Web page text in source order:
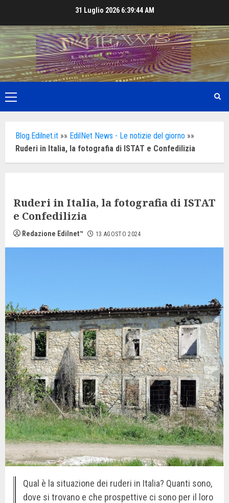
content
31 Luglio 2026 6:39:46 AM
Primary
Menu
Blog.Edilnet.it »» EdilNet News - Le notizie del giorno »»
Ruderi in Italia, la fotografia di ISTAT e Confedilizia
Ruderi in Italia, la fotografia di ISTAT
e Confedilizia
Redazione Edilnet™ 13 AGOSTO 2024
Qual è la situazione dei ruderi in Italia? Quanti sono,
dove si trovano e che prospettive ci sono per il loro